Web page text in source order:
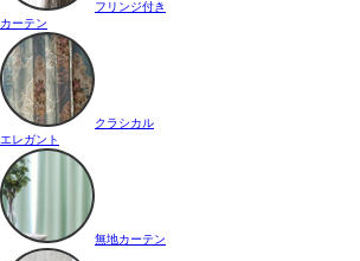
フリンジ付き
カーテン
クラシカル
エレガント
無地カーテン